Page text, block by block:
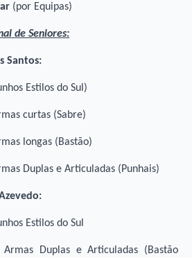
(por Equipas)
de Seniores:
Santos:
Estilos do Sul)
curtas (Sabre)
longas (Bastão)
Duplas e Articuladas (Punhais)
Estilos do Sul
Armas Duplas e Articuladas (Bastão